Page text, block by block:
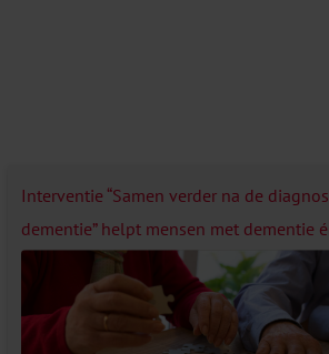
Interventie “Samen verder na de
dementie” helpt mensen met dementie
hun mantelzorgers